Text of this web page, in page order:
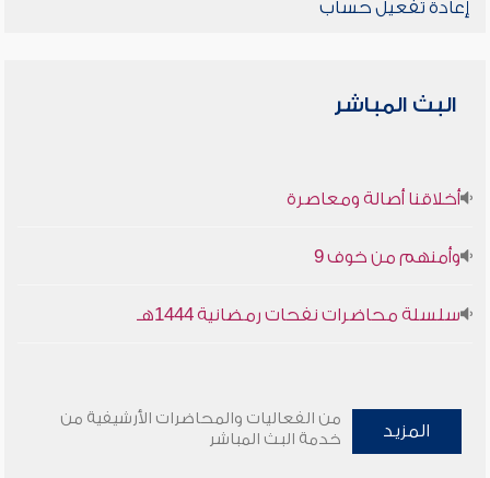
إعادة تفعيل حساب
البث المباشر
أخلاقنا أصالة ومعاصرة
وأمنهم من خوف 9
سلسلة محاضرات نفحات رمضانية 1444هـ
المزيد
من الفعاليات والمحاضرات الأرشيفية من
خدمة البث المباشر